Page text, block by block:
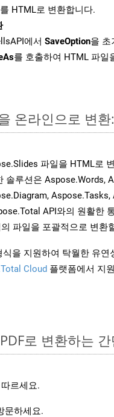
HTML로 변환합니다.
에서 SaveOption을 초
를 호출하여 HTML 파일
온라인으로 변
파일을 HTML로
솔루션은 Aspose.Words,
Aspose.Tasks,
API와의 원활한
파일을 포괄적으로 변환
을 지원하여 탁월한 유연
Cloud 플랫폼에서 지
로 변환하는
르세요.
문하세요.